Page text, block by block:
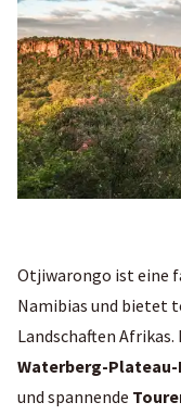
Otjiwarongo ist eine
Namibias und bietet
Landschaften
Waterberg-
und spannende